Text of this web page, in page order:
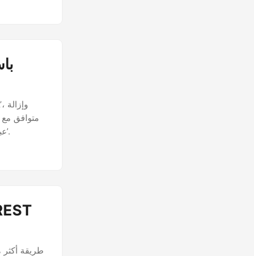
متمرسًا أو مبتدئًا، فإن منهجنا خطوة بخطوة سيرشدك خلال تعقيدات ‘تحويل Word إلى HTML عبر الإنترنت’.